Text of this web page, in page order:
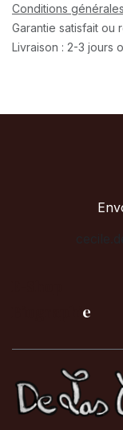
Conditions générales
Garantie satisfait ou
Livraison : 2-3 jours
e